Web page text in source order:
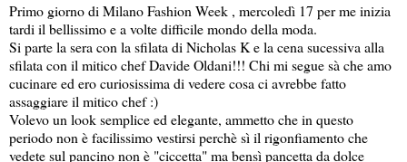
Primo giorno di Milano Fashion Week , mercoledì 17 per me inizia
tardi il bellissimo e a volte difficile mondo della moda.
Si parte la sera con la sfilata di Nicholas K e la cena sucessiva alla
sfilata con il mitico chef Davide Oldani!!! Chi mi segue sà che amo
cucinare ed ero curiosissima di vedere cosa ci avrebbe fatto
assaggiare il mitico chef :)
Volevo un look semplice ed elegante, ammetto che in questo
periodo non è facilissimo vestirsi perchè sì il rigonfiamento che
vedete sul pancino non è "ciccetta" ma bensì pancetta da dolce